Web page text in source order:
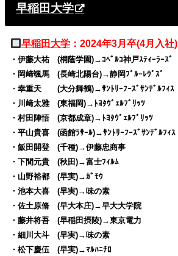
早稲田大学
早稲田大学：2024年3月卒(4月入社)
・伊藤大祐 (桐蔭学園)→ｺﾍﾞﾙｺ神戸ｽﾃｨｰﾗｰｽﾞ
・岡﨑颯馬 (長崎北陽台)→静岡ﾌﾞﾙｰﾚｳﾞｽﾞ
・幸重天 (大分舞鶴)→ｻﾝﾄﾘｰﾌｰｽﾞｻﾝﾃﾞﾙﾌｨｽ
・川﨑太雅 (東福岡)→ﾄﾖﾀｳﾞｪﾙﾌﾞﾘｯﾂ
・村田陣悟 (京都成章)→ﾄﾖﾀｳﾞｪﾙﾌﾞﾘｯﾂ
・平山貴喜 (函館ﾗｻｰﾙ)→ｻﾝﾄﾘｰﾌｰｽﾞｻﾝﾃﾞﾙﾌｨｽ
・飯田開登 (千種)→伊藤忠商事
・下間元貴 (秋田)→富士ﾌｨﾙﾑ
・山野裕都 (早実)→ｶﾞﾓｳ
・池本大喜 (早実)→味の素
・佐土原脩 (早大本庄)→早大大学院
・藤井将吾 (早稲田摂陵)→東京電力
・細川大斗 (早実)→味の素
・松下慶伍 (早実)→ﾏﾙﾊﾆﾁﾛ